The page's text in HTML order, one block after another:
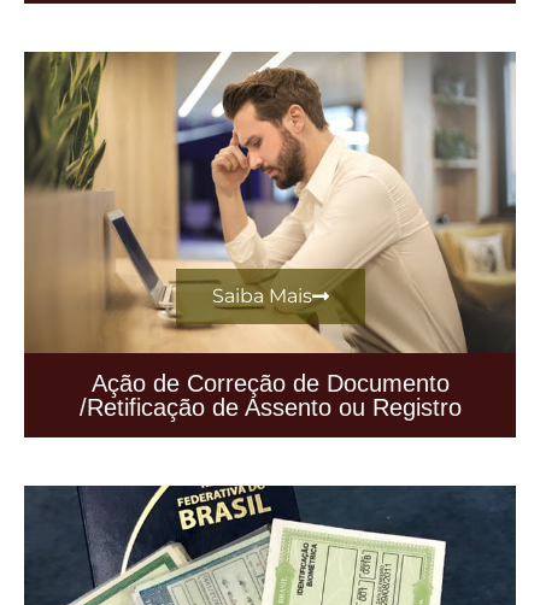
Ação de Correção de Documento
/Retificação de Assento ou Registro
Saiba Mais